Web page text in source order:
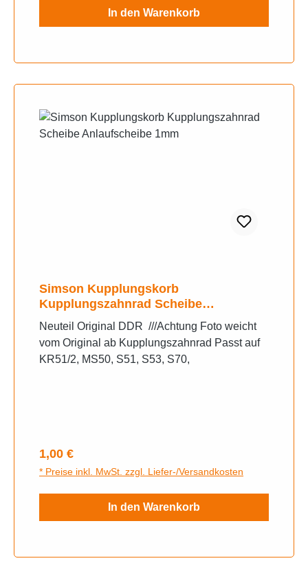
In den Warenkorb
Simson Kupplungskorb
Kupplungszahnrad Scheibe
Anlaufscheibe 1mm
Neuteil Original DDR ///Achtung Foto weicht
vom Original ab Kupplungszahnrad Passt auf
KR51/2, MS50, S51, S53, S70,
Regulärer Preis:
1,00 €
* Preise inkl. MwSt. zzgl. Liefer-/Versandkosten
In den Warenkorb